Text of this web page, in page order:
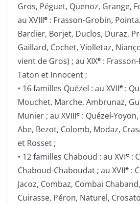
Gros, Péguet, Quenoz, Grange,
au XVIIIe : Frasson-Grobin,
Bardier, Borjet, Duclos, Duraz,
Gaillard, Cochet, Violletaz,
vient de Gros) ; au XIXe :
Taton et Innocent ;
• 16 familles Quézel : au XVIIe :
Mouchet, Marche, Ambrunaz,
Munier ; au XVIIIe : Quézel-
Abe, Bezot, Colomb, Modaz,
et Rosset ;
• 12 familles Chaboud : au XVIe :
Chaboud-Chaboudat ; au XVIIe :
Jacoz, Combaz, Combai
Cuirasse, Péron, Naturel,